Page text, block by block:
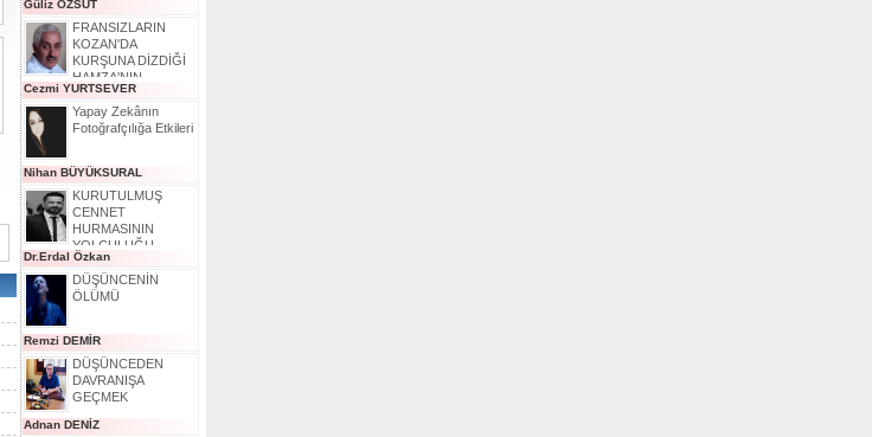
Güliz ÖZSÜT
FRANSIZLARIN
KOZAN'DA
KURŞUNA DİZDİĞİ
HAMZA'NIN
HİKAYESİ
Cezmi YURTSEVER
Yapay Zekânın
Fotoğrafçılığa Etkileri
Nihan BÜYÜKSURAL
KURUTULMUŞ
CENNET
HURMASININ
YOLCULUĞU
Dr.Erdal Özkan
DÜŞÜNCENİN
ÖLÜMÜ
Remzi DEMİR
DÜŞÜNCEDEN
DAVRANIŞA
GEÇMEK
Adnan DENİZ